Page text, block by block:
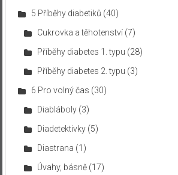
5 Příběhy diabetiků (40)
Cukrovka a těhotenství(7)
Příběhy diabetes 1. typu (28)
Příběhy diabetes 2. typu (3)
6 Pro volný čas (30)
Diabláboly(3)
Diadetektivky(5)
Diastrana (1)
Úvahy, básně(17)